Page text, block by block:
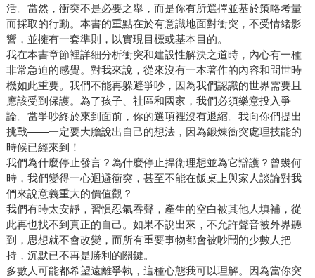
活。當然，衝突不是必要之舉，而是你有所選擇並基於策略考量
而採取的行動。本書的重點在於有意識地面對衝突，不受情緒影
響，並擁有一套準則，以實現目標或基本目的。
我在本書章節裡詳細分析衝突和建設性解決之道時，內心有一種
非常急迫的感覺。對我來說，從來沒有一本著作的內容和問世時
機如此重要。我們不能再躲避爭吵，因為我們認識的世界需要且
應該受到保護。為了孩子、社區和國家，我們必須樂意投入爭
論。當爭吵終於來到面前，你的選項裡沒有退縮。我向你們提出
挑戰——一定要大膽說出自己的想法，因為鍛煉衝突處理技能的
時候已經來到！
我們為什麼停止發言？為什麼停止捍衛理想並為它辯護？曾幾何
時，我們變得一心迴避衝突，甚至不能在飯桌上與家人談論對我
們來說意義重大的價值觀？
我們有時太安靜，習慣忍氣吞聲，產生的空白被其他人填補，從
此再也找不到真正的自己。如果不說出來，不允許聲音被外界聽
到，思想就不會改變，而所有重要事物都會被吵鬧的少數人把
持，沉默已不再是勝利的關鍵。
多數人可能都希望遠離爭執，這種心態我可以理解。因為當你突